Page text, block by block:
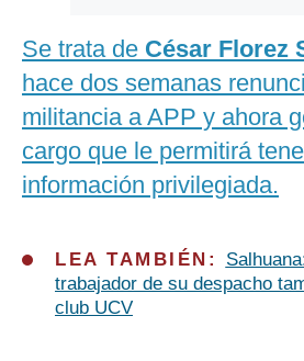
Se trata de César Florez
hace dos semanas
militancia a APP y ahora
cargo que le permitirá
información privilegiada.
LEA TAMBIÉN:
trabajador de su despacho
club UCV